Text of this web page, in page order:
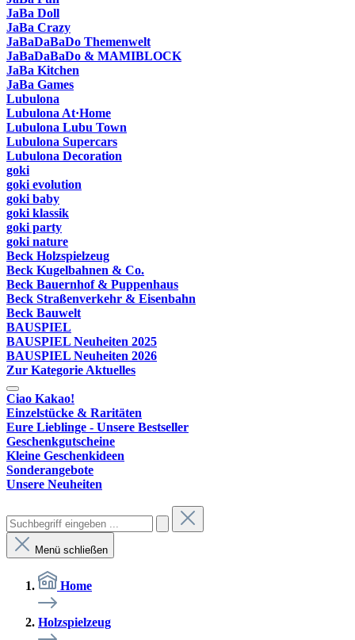
JaBa Doll
JaBa Crazy
JaBaDaBaDo Themenwelt
JaBaDaBaDo & MAMIBLOCK
JaBa Kitchen
JaBa Games
Lubulona
Lubulona At·Home
Lubulona Lubu Town
Lubulona Supercars
Lubulona Decoration
goki
goki evolution
goki baby
goki klassik
goki party
goki nature
Beck Holzspielzeug
Beck Kugelbahnen & Co.
Beck Bauernhof & Puppenhaus
Beck Straßenverkehr & Eisenbahn
Beck Bauwelt
BAUSPIEL
BAUSPIEL Neuheiten 2025
BAUSPIEL Neuheiten 2026
Zur Kategorie Aktuelles
Ciao Kakao!
Einzelstücke & Raritäten
Eure Lieblinge - Unsere Bestseller
Geschenkgutscheine
Kleine Geschenkideen
Sonderangebote
Unsere Neuheiten
Menü schließen
Home
Holzspielzeug